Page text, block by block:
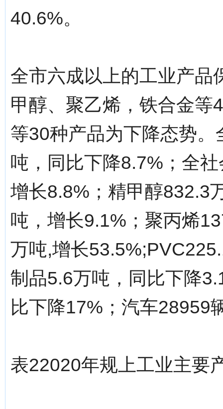
40.6%。
全市六成以上的工业产品
甲醇、聚乙烯，铁合金等
等30种产品为下降态势
吨，同比下降8.7%；全
增长8.8%；精甲醇832.3
吨，增长9.1%；聚丙烯
万吨,增长
制品5.6万吨，同比下降
比下降17%；汽车28959
表22020年规上工业主要